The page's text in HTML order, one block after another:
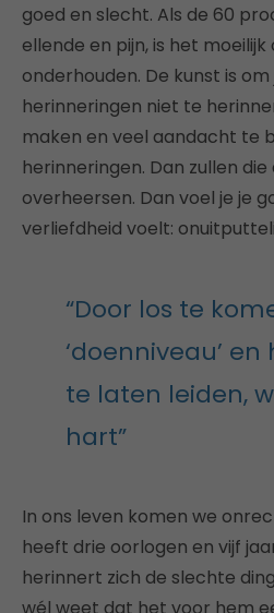
goed en slecht. Als de 60
ellende en pijn, is het
onderhouden. De kunst is
herinneringen niet te
maken en veel aandacht te
herinneringen. Dan zullen
overheersen. Dan voel je je
verliefdheid voelt:
“Door los te
‘doenniveau’ en
te laten leiden,
hart”
In ons leven komen we
heeft drie oorlogen en vijf
herinnert zich de slechte
wél weet dat het voor hem